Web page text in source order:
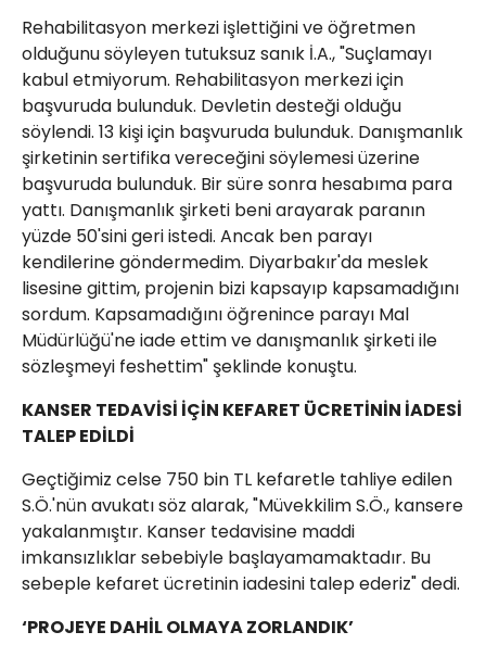
Rehabilitasyon merkezi işlettiğini ve öğretmen
olduğunu söyleyen tutuksuz sanık İ.A., "Suçlamayı
kabul etmiyorum. Rehabilitasyon merkezi için
başvuruda bulunduk. Devletin desteği olduğu
söylendi. 13 kişi için başvuruda bulunduk. Danışmanlık
şirketinin sertifika vereceğini söylemesi üzerine
başvuruda bulunduk. Bir süre sonra hesabıma para
yattı. Danışmanlık şirketi beni arayarak paranın
yüzde 50'sini geri istedi. Ancak ben parayı
kendilerine göndermedim. Diyarbakır'da meslek
lisesine gittim, projenin bizi kapsayıp kapsamadığını
sordum. Kapsamadığını öğrenince parayı Mal
Müdürlüğü'ne iade ettim ve danışmanlık şirketi ile
sözleşmeyi feshettim" şeklinde konuştu.
KANSER TEDAVİSİ İÇİN KEFARET ÜCRETİNİN İADESİ
TALEP EDİLDİ
Geçtiğimiz celse 750 bin TL kefaretle tahliye edilen
S.Ö.'nün avukatı söz alarak, "Müvekkilim S.Ö., kansere
yakalanmıştır. Kanser tedavisine maddi
imkansızlıklar sebebiyle başlayamamaktadır. Bu
sebeple kefaret ücretinin iadesini talep ederiz" dedi.
‘PROJEYE DAHİL OLMAYA ZORLANDIK’